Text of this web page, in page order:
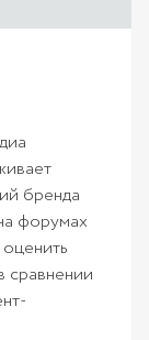
бренда
форумах
сравнении